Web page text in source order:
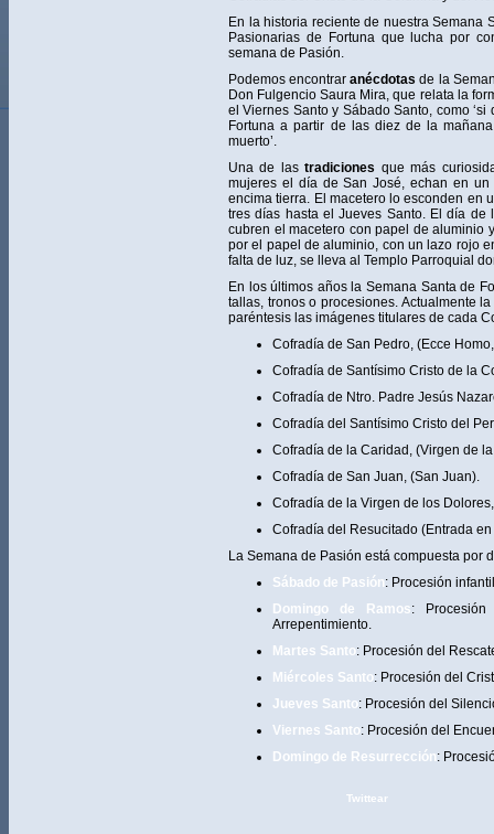
En la historia reciente de nuestra Semana
Pasionarias de Fortuna que lucha por
semana de Pasión.
Podemos encontraranécdotas de la
Don Fulgencio Saura Mira, que relata la
el Viernes Santo y Sábado Santo, como
Fortuna a partir de las diez de la
muerto’.
Una de lastradiciones que más
mujeres el día de San José, echan en
encima tierra. El macetero lo esconden en
tres días hasta el Jueves Santo. El día de
cubren el macetero con papel de aluminio
por el papel de aluminio, con un lazo rojo
falta de luz, se lleva al Templo Parroquial
En los últimos años la Semana Santa de
tallas, tronos o procesiones. Actualmente
paréntesis las imágenes titulares de cada
Cofradía de San Pedro, (Ecce
Cofradía de Santísimo Cristo de la
Cofradía de Ntro. Padre Jesús
Cofradía del Santísimo Cristo del
Cofradía de la Caridad, (Virgen de
Cofradía de San Juan, (San Juan).
Cofradía de la Virgen de los
Cofradía del Resucitado (Entrada
La Semana de Pasión está compuesta por
Sábado de Pasión: Procesión
Domingo de Ramos:
Arrepentimiento.
Martes Santo: Procesión del
Miércoles Santo: Procesión del
Jueves Santo: Procesión del
Viernes Santo: Procesión del
Domingo de Resurrección:
Twittear